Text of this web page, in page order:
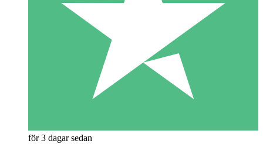
för 3 dagar sedan